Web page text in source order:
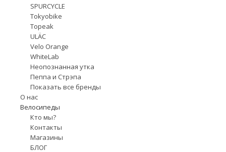
SPURCYCLE
Tokyobike
Topeak
ULÄC
Velo Orange
WhiteLab
Неопознанная утка
Пеппа и Стрэпа
Показать все бренды
О нас
Велосипеды
Кто мы?
Контакты
Магазины
БЛОГ